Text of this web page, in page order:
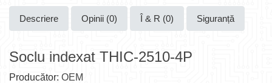
Descriere Opinii (0) Î & R (0) Siguranță
Soclu indexat THIC-2510-4P
Producător: OEM